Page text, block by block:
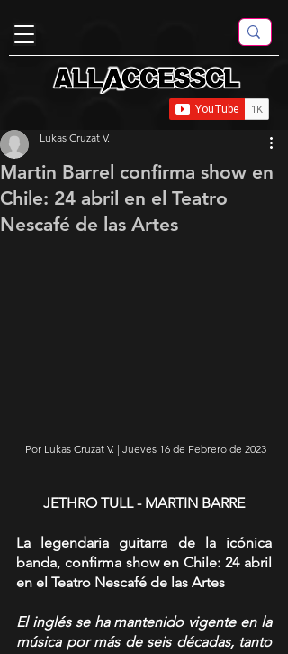
Martin Barrel confirma show en
Chile: 24 abril en el Teatro
Nescafé de las Artes
Lukas Cruzat V.
Por Lukas Cruzat V. | Jueves 16 de Febrero de 2023
JETHRO TULL - MARTIN BARRE
La legendaria guitarra de la icónica
banda, confirma show en Chile: 24 abril
en el Teatro Nescafé de las Artes
El inglés se ha mantenido vigente en la
música por más de seis décadas, tanto